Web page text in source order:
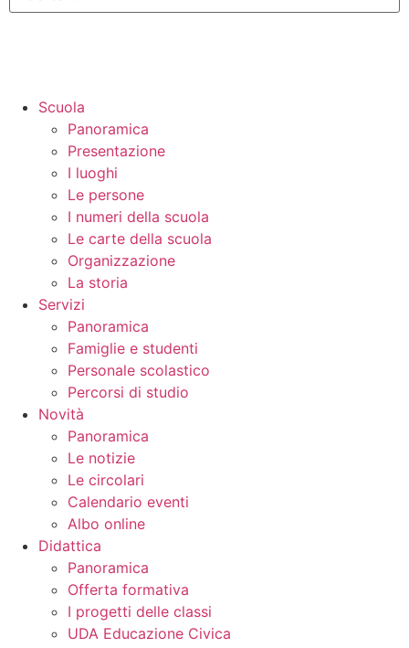
Scuola
Panoramica
Presentazione
I luoghi
Le persone
I numeri della scuola
Le carte della scuola
Organizzazione
La storia
Servizi
Panoramica
Famiglie e studenti
Personale scolastico
Percorsi di studio
Novità
Panoramica
Le notizie
Le circolari
Calendario eventi
Albo online
Didattica
Panoramica
Offerta formativa
I progetti delle classi
UDA Educazione Civica